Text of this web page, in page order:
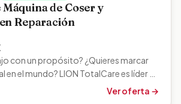
de Coser y
Reparación
con un propósito? ¿Quieres marcar
en el mundo? LION TotalCare es líder en
Ver oferta →